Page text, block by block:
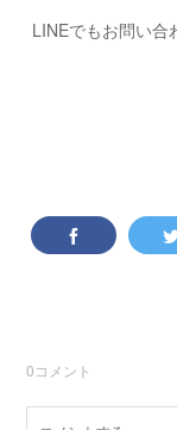
LINEでもお問い合
0コメント